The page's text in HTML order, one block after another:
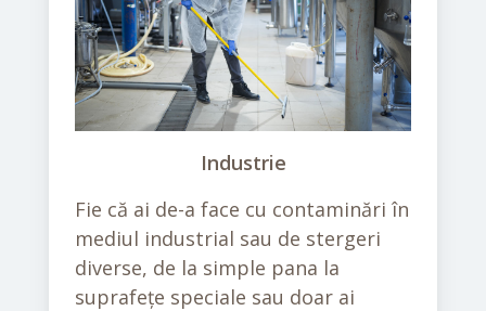
Industrie
Fie că ai de-a face cu contaminări în
mediul industrial sau de stergeri
diverse, de la simple pana la
suprafețe speciale sau doar ai